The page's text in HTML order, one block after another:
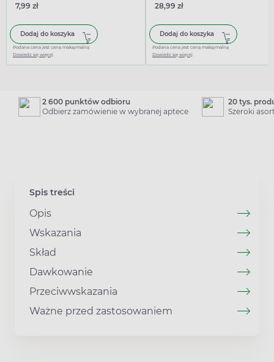
7,99 zł
Dodaj do koszyka
Podana cena jest ceną maksymalną
Dowiedz się więcej
28,99 zł
Dodaj do koszyka
Podana cena jest ceną maksymalną
Dowiedz się więcej
2 600 punktów odbioru
Odbierz zamówienie w wybranej aptece
20 tys.
Szeroki
Spis treści
Opis
Wskazania
Skład
Dawkowanie
Przeciwwskazania
Ważne przed zastosowaniem